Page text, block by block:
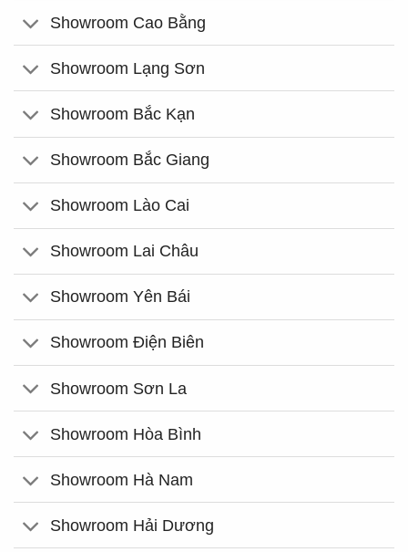
Showroom Cao Bằng
Showroom Lạng Sơn
Showroom Bắc Kạn
Showroom Bắc Giang
Showroom Lào Cai
Showroom Lai Châu
Showroom Yên Bái
Showroom Điện Biên
Showroom Sơn La
Showroom Hòa Bình
Showroom Hà Nam
Showroom Hải Dương